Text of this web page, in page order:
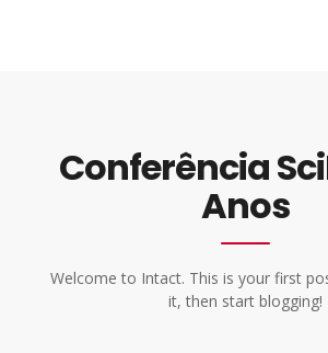
Conferência
Anos
Welcome to Intact. This is your first
it, then start blogging!